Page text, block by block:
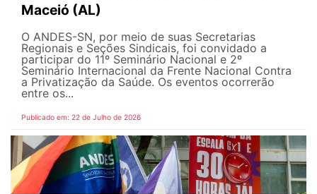
Maceió (AL)
O ANDES-SN, por meio de suas Secretarias
Regionais e Seções Sindicais, foi convidado a
participar do 11º Seminário Nacional e 2º
Seminário Internacional da Frente Nacional Contra
a Privatização da Saúde. Os eventos ocorrerão
entre os...
Publicado em: 22 de Julho de 2026